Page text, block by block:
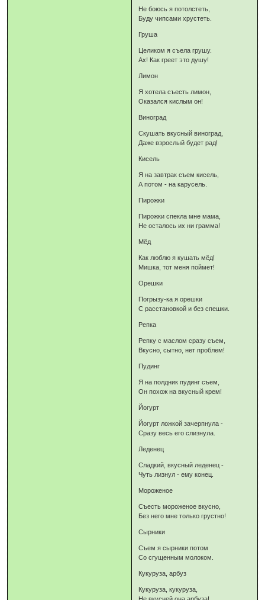
Не боюсь я потолстеть,
Буду чипсами хрустеть.
Груша
Целиком я съела грушу.
Ах! Как греет это душу!
Лимон
Я хотела съесть лимон,
Оказался кислым он!
Виноград
Скушать вкусный виноград,
Даже взрослый будет рад!
Кисель
Я на завтрак съем кисель,
А потом - на карусель.
Пирожки
Пирожки спекла мне мама,
Не осталось их ни грамма!
Мёд
Как люблю я кушать мёд!
Мишка, тот меня поймет!
Орешки
Погрызу-ка я орешки
С расстановкой и без спешки.
Репка
Репку с маслом сразу съем,
Вкусно, сытно, нет проблем!
Пудинг
Я на полдник пудинг съем,
Он похож на вкусный крем!
Йогурт
Йогурт ложкой зачерпнула -
Сразу весь его слизнула.
Леденец
Сладкий, вкусный леденец -
Чуть лизнул - ему конец.
Мороженое
Съесть мороженое вкусно,
Без него мне только грустно!
Сырники
Съем я сырники потом
Со сгущенным молоком.
Кукуруза, арбуз
Кукуруза, кукуруза,